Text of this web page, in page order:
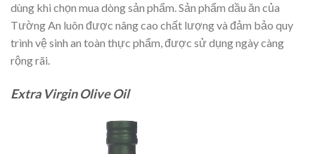
dùng khi chọn mua dòng sản phẩm. Sản phẩm dầu ăn của
Tường An luôn được nâng cao chất lượng và đảm bảo quy
trình vệ sinh an toàn thực phẩm, được sử dụng ngày càng
rộng rãi.
Extra Virgin Olive Oil